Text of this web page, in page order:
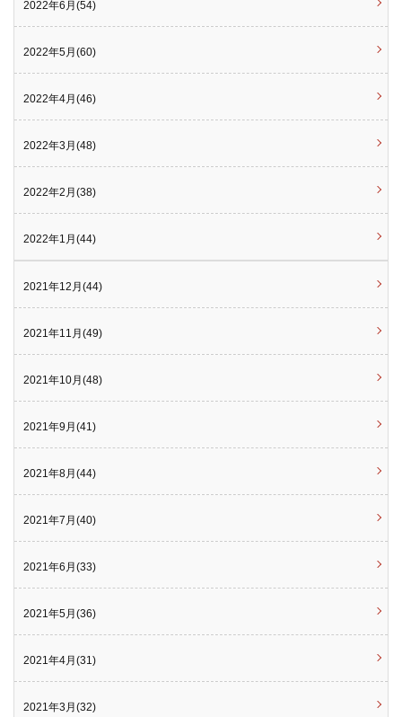
2022年6月(54)
2022年5月(60)
2022年4月(46)
2022年3月(48)
2022年2月(38)
2022年1月(44)
2021年12月(44)
2021年11月(49)
2021年10月(48)
2021年9月(41)
2021年8月(44)
2021年7月(40)
2021年6月(33)
2021年5月(36)
2021年4月(31)
2021年3月(32)